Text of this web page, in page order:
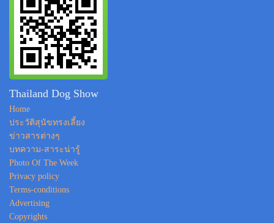
Thailand Dog Show
Home
ประวัติสุนัขทรงเลี้ยง
ข่าวสารต่างๆ
บทความ-สาระน่ารู้
Photo Of The Week
Privacy policy
Terms-conditions
Advertising
Copyrights